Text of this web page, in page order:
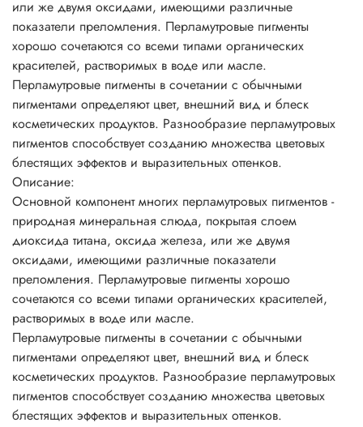
розовый лак с фиолетовым блеском. Продукция,
полученная таким способом, особенно эффектно
смотрится в прозрачной упаковке.
Перламутровые пигменты могут придать продукту
серебряный, золотой, металлический или «радужный»
блеск. Это зависит от размеров частиц и их концентрации
в перламутровых пигментах. Использование в шампунях
перламутровых пигментов на основе слюды создает
эффект радуги, недостижимый при использовании
стеаратов. Мелкие частицы создают шелковистый и
атласный эффект и непрозрачность массы. Более крупные
частицы создают сильный блеск, искрящийся или
сверкающий эффекты. Составы получаются почти
прозрачными.
Перламутровые пигменты часто включают в прозрачные
смеси. Чем более светопроницаем состав, тем лучше
эффект и меньше необходимая концентрация.
Непрозрачные составы требуют больше пигмента,
поскольку светорассеивание снижает перламутровый
блеск.
Основные характеристики перламутровых пигментов
• физиологически безопасны;
или же двумя оксидами, имеющими различные
показатели преломления. Перламутровые пигменты
хорошо сочетаются со всеми типами органических
красителей, растворимых в воде или масле.
Перламутровые пигменты в сочетании с обычными
пигментами определяют цвет, внешний вид и блеск
косметических продуктов. Разнообразие перламутровых
пигментов способствует созданию множества цветовых
блестящих эффектов и выразительных оттенков.
Описание:
Основной компонент многих перламутровых пигментов -
природная минеральная слюда, покрытая слоем
диоксида титана, оксида железа, или же двумя
оксидами, имеющими различные показатели
преломления. Перламутровые пигменты хорошо
сочетаются со всеми типами органических красителей,
растворимых в воде или масле.
Перламутровые пигменты в сочетании с обычными
пигментами определяют цвет, внешний вид и блеск
косметических продуктов. Разнообразие перламутровых
пигментов способствует созданию множества цветовых
блестящих эффектов и выразительных оттенков.